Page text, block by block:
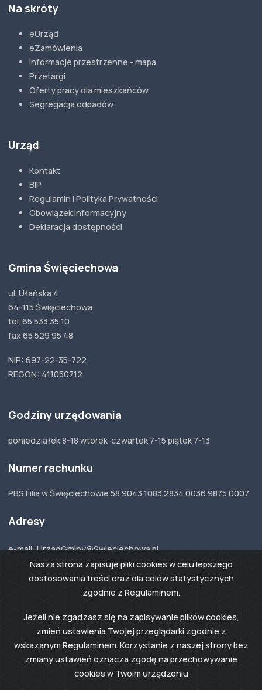
Na skróty
eUrząd
eZamówienia
Informacje przestrzenne - mapa
Przetargi
Oferty pracy dla mieszkańców
Segregacja odpadów
Urząd
Kontakt
BIP
Regulamin i Polityka Prywatności
Obowiązek informacyjny
Deklaracja dostępności
Gmina Święciechowa
ul. Ułańska 4
64-115 Święciechowa
tel. 65 533 35 10
fax 65 529 95 48
NIP: 697-22-35-722
REGON: 411050712
Godziny urzędowania
poniedziałek 8-18 wtorek-czwartek 7-15 piątek 7-13
Numer rachunku
PBS Filia w Święciechowie 58 9043 1083 2834 0036 9875 0007
Adresy
e-mail: UrzadGminy@Swieciechowa.pl
ePUAP: /swieciechowa/skrytka
Adres do e-Doręczeń:AE:PL-33123-54367-DJTCW-17
© 2024 ŚwięciechowaRealizacja Grikon.eu
Nasza strona zapisuje pliki cookies w celu lepszego
dostosowania treści oraz dla celów statystycznych
zgodnie z Regulaminem.
Jeżeli nie zgadzasz się na zapisywanie plików cookies,
zmień ustawienia Twojej przeglądarki zgodnie z
wskazanym Regulaminem. Korzystanie z naszej strony bez
zmiany ustawień oznacza zgodę na przechowywanie
cookies w Twoim urządzeniu